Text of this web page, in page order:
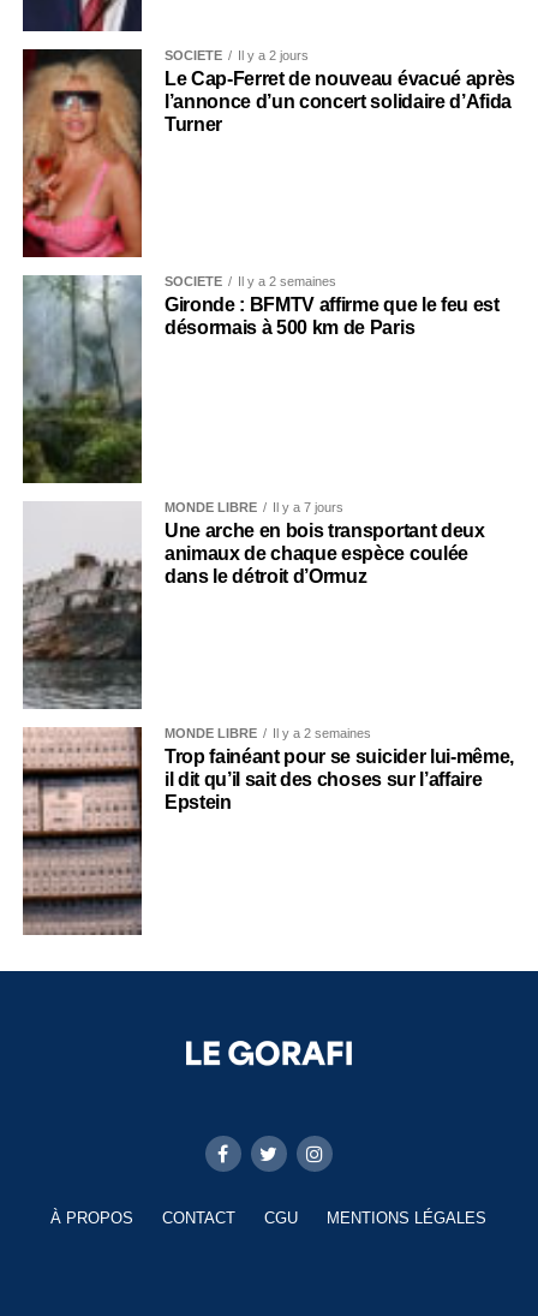
SOCIÉTÉ Il y a 2 jours
Le Cap-Ferret de nouveau évacué après
l’annonce d’un concert solidaire d’Afida
Turner
SOCIÉTÉ Il y a 2 semaines
Gironde : BFMTV affirme que le feu est
désormais à 500 km de Paris
MONDE LIBRE Il y a 7 jours
Une arche en bois transportant deux
animaux de chaque espèce coulée
dans le détroit d’Ormuz
MONDE LIBRE Il y a 2 semaines
Trop fainéant pour se suicider lui-même,
il dit qu’il sait des choses sur l’affaire
Epstein
À PROPOS CONTACT CGU MENTIONS LÉGALES